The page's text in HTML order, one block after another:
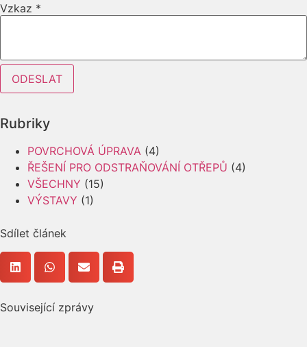
Vzkaz *
ODESLAT
Rubriky
POVRCHOVÁ ÚPRAVA (4)
ŘEŠENÍ PRO ODSTRAŇOVÁNÍ OTŘEPŮ (4)
VŠECHNY (15)
VÝSTAVY (1)
Sdílet článek
Související zprávy